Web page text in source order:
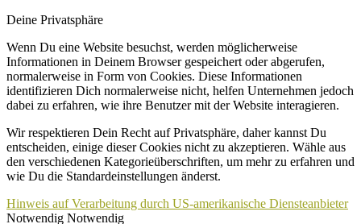
Deine Privatsphäre
Wenn Du eine Website besuchst, werden möglicherweise
Informationen in Deinem Browser gespeichert oder abgerufen,
normalerweise in Form von Cookies. Diese Informationen
identifizieren Dich normalerweise nicht, helfen Unternehmen jedoch
dabei zu erfahren, wie ihre Benutzer mit der Website interagieren.
Wir respektieren Dein Recht auf Privatsphäre, daher kannst Du
entscheiden, einige dieser Cookies nicht zu akzeptieren. Wähle aus
den verschiedenen Kategorieüberschriften, um mehr zu erfahren und
wie Du die Standardeinstellungen änderst.
Hinweis auf Verarbeitung durch US-amerikanische Diensteanbieter
Notwendig Notwendig